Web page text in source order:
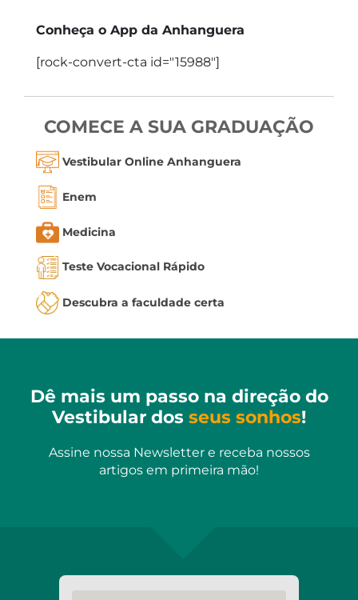
Conheça o App da Anhanguera
[rock-convert-cta id="15988"]
COMECE A SUA GRADUAÇÃO
Vestibular Online Anhanguera
Enem
Medicina
Teste Vocacional Rápido
Descubra a faculdade certa
Dê mais um passo na direção do
Vestibular dos seus sonhos!
Assine nossa Newsletter e receba nossos
artigos em primeira mão!